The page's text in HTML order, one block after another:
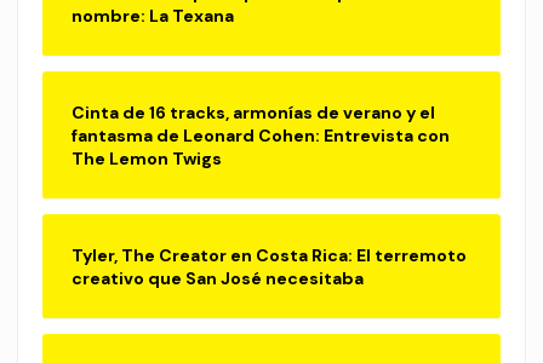
nombre: La Texana
Cinta de 16 tracks, armonías de verano y el
fantasma de Leonard Cohen: Entrevista con
The Lemon Twigs
Tyler, The Creator en Costa Rica: El terremoto
creativo que San José necesitaba